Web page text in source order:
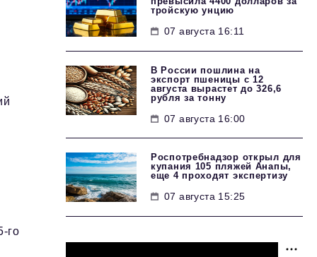
го
тройскую унцию
07 августа 16:11
В России пошлина на
экспорт пшеницы с 12
августа вырастет до 326,6
рубля за тонну
07 августа 16:00
Роспотребнадзор открыл для
купания 105 пляжей Анапы,
еще 4 проходят экспертизу
07 августа 15:25